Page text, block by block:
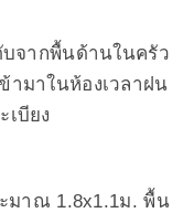
บจากพื้นด้านในครัว
ามาในห้องเวลาฝน
เบียง
ะมาณ 1.8x1.1ม. พื้น